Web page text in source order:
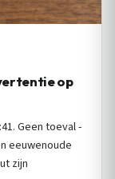
op
Geen toeval -
eeuwenoude
zijn